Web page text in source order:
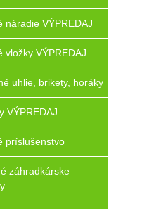
náradie VÝPREDAJ
vložky VÝPREDAJ
uhlie, brikety, horáky
VÝPREDAJ
príslušenstvo
záhradkárske